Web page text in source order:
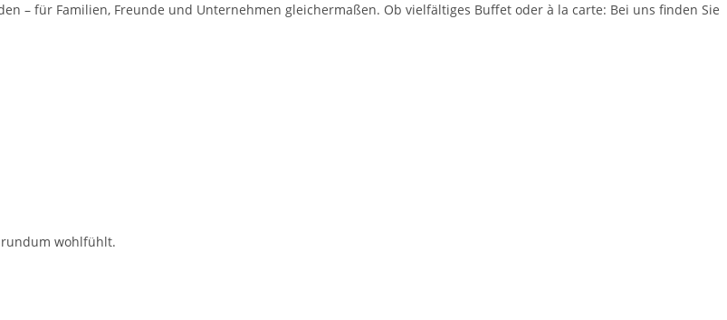
– für Familien, Freunde und Unternehmen gleichermaßen. Ob vielfältiges Buffet oder à la carte: Bei uns finden Sie
rundum wohlfühlt.